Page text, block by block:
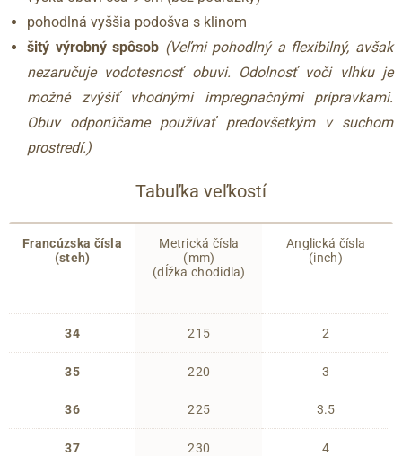
pohodlná vyššia podošva s klinom
šitý výrobný spôsob (Veľmi pohodlný a flexibilný, avšak
nezaručuje vodotesnosť obuvi. Odolnosť voči vlhku je
možné zvýšiť vhodnými impregnačnými prípravkami.
Obuv odporúčame používať predovšetkým v suchom
prostredí.)
Tabuľka veľkostí
Francúzska čísla
(steh)
34
35
36
37
Metrická čísla
(mm)
(dĺžka chodidla)
215
220
225
230
Anglická čísla
(inch)
2
3
3.5
4